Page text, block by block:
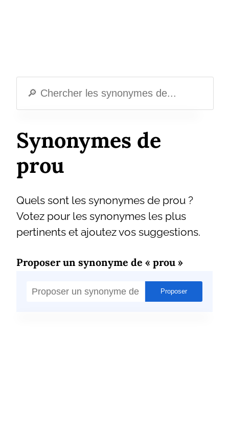
Synonymes de
prou
Quels sont les synonymes de prou ?
Votez pour les synonymes les plus
pertinents et ajoutez vos suggestions.
Proposer un synonyme de « prou »